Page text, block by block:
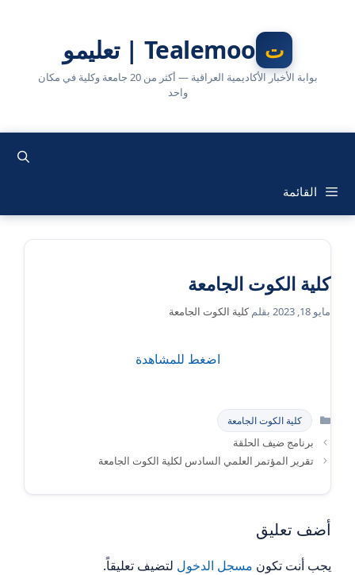
Tealemoo | تعليمو
بوابة الأخبار الأكاديمية العراقية — أكثر من 20 جامعة وكلية في مكان
واحد
القائمة
كلية الكوت الجامعة
مايو 18, 2023 بقلمكلية الكوت الجامعة
اضغط للمشاهدة
التصنيفات
كلية الكوت الجامعة
برنامج ضيف الحلقة
تقرير المؤتمر العلمي السادس لكلية الكوت الجامعة
أضف تعليق
يجب أنت تكون مسجل الدخول لتضيف تعليقاً.